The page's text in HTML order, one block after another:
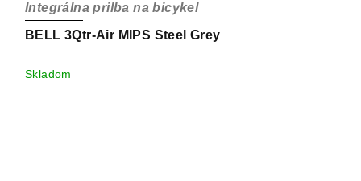
BELL 3Qtr-Air MIPS Steel Grey
Integrálna prilba na bicykel
Skladom